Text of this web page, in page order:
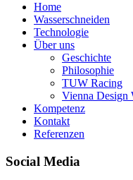
Home
Wasserschneiden
Technologie
Über uns
Geschichte
Philosophie
TUW Racing
Vienna Design
Kompetenz
Kontakt
Referenzen
Social Media